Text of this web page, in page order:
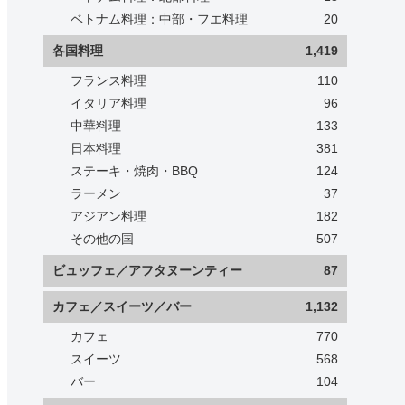
ベトナム料理：中部・フエ料理
20
各国料理 1,419
フランス料理
110
イタリア料理
96
中華料理
133
日本料理
381
ステーキ・焼肉・BBQ
124
ラーメン
37
アジアン料理
182
その他の国
507
ビュッフェ／アフタヌーンティー 87
カフェ／スイーツ／バー 1,132
カフェ
770
スイーツ
568
バー
104